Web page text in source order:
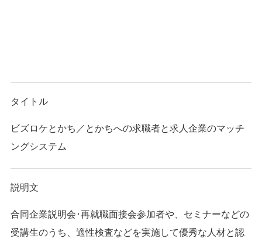
タイトル
ビズロケとかち／とかちへの求職者と求人企業のマッチ
ングシステム
説明文
合同企業説明会･再就職面接会参加者や、セミナーなどの
受講生のうち、適性検査などを実施して優秀な人材と認